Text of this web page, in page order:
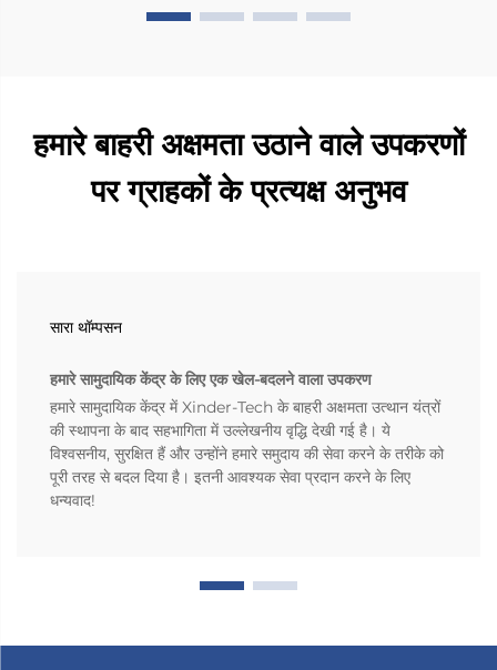
हमारे बाहरी अक्षमता उठाने वाले उपकरणों
पर ग्राहकों के प्रत्यक्ष अनुभव
सारा थॉम्पसन
हमारे सामुदायिक केंद्र के लिए एक खेल-बदलने वाला उपकरण
हमारे सामुदायिक केंद्र में Xinder-Tech के बाहरी अक्षमता उत्थान यंत्रों
की स्थापना के बाद सहभागिता में उल्लेखनीय वृद्धि देखी गई है। ये
विश्वसनीय, सुरक्षित हैं और उन्होंने हमारे समुदाय की सेवा करने के तरीके को
पूरी तरह से बदल दिया है। इतनी आवश्यक सेवा प्रदान करने के लिए
धन्यवाद!